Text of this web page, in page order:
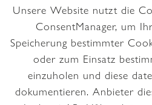
Unsere Website nutzt die
ConsentManager, um
Speicherung bestimmter
oder zum Einsatz
einzuholen und diese
dokumentieren. Anbieter